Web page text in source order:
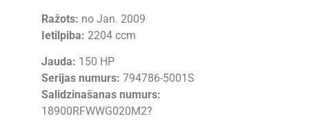
Ražots: no Jan. 2009
Ietilpiba: 2204 ccm
Jauda: 150 HP
Serijas numurs: 794786-5001S
Salidzinašanas numurs:
18900RFWWG020M2?